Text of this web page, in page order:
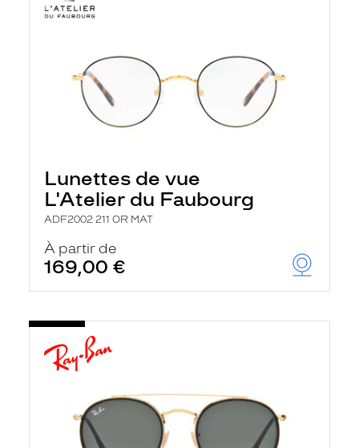
Lunettes de vue
L'Atelier du Faubourg
ADF2002 211 OR MAT
À partir de
169,00 €